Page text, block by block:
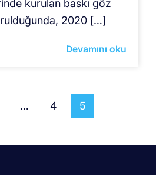
kurulan baskı göz
2020 […]
Devamını oku
… 4 5